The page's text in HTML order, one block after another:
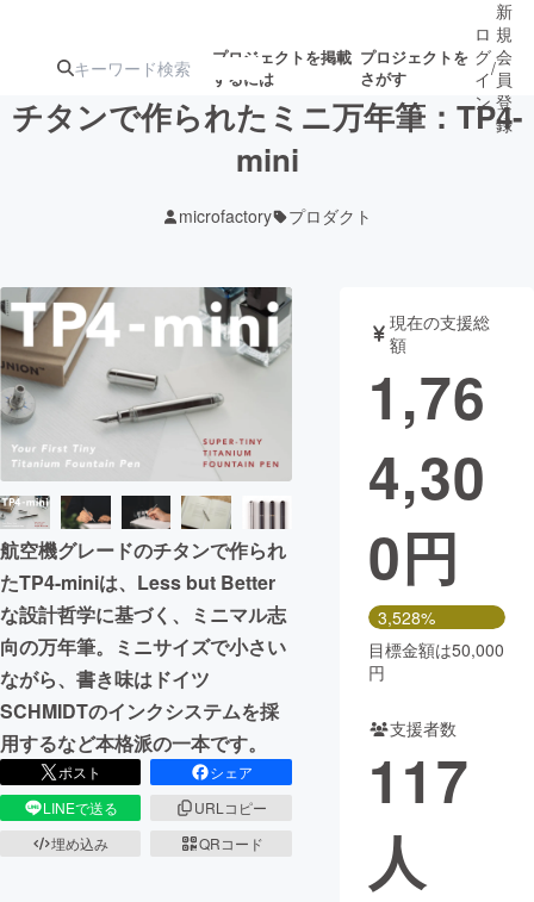
プロジェクトを掲載
するには
プロジェクトを
さがす
ジェクト
募集終了が近いプ
ロジェクト
アート・写真 音楽
テクノロジー・ガジェット ゲーム・サ
映像・映画
ビジネス・起業
まちづくり・地域活性化
CAMPFIRE for Social Good
CAMPFIRE Creation
CAMPFIREふるさと納税
コミュニティ
ロ
グ
イ
ン
/
新
規
会
員
登
録
チタンで作られたミニ万年筆：TP4-
mini
microfactory プロダクト
航空機グレードのチタンで作られ
たTP4-miniは、Less but Better
な設計哲学に基づく、ミニマル志
向の万年筆。ミニサイズで小さい
ながら、書き味はドイツ
SCHMIDTのインクシステムを採
用するなど本格派の一本です。
ポスト
シェア
LINEで送る
URLコピー
埋め込み
QRコード
現在の支援総
額
1,76
4,30
0円
3,528%
目標金額は50,000
円
支援者数
117
人